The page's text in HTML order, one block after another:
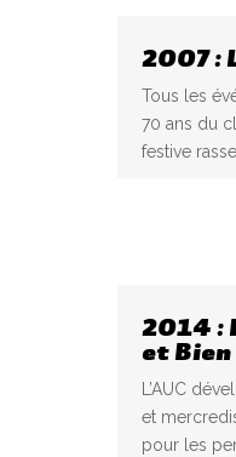
2007 :
Tous les
70 ans du
festive
2014 :
et
L’AUC
et
pour les